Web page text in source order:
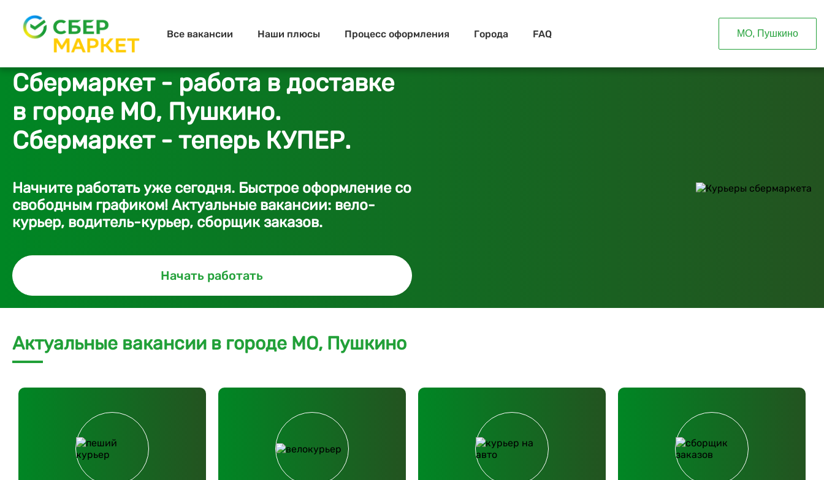
Все вакансии Наши плюсы Процесс оформления Города FAQ МО, Пушкино
Сбермаркет - работа в доставке
в городе МО, Пушкино.
Сбермаркет - теперь КУПЕР.
Начните работать уже сегодня. Быстрое оформление со
свободным графиком! Актуальные вакансии: вело-
курьер, водитель-курьер, сборщик заказов.
Начать работать
Актуальные вакансии в городе МО, Пушкино